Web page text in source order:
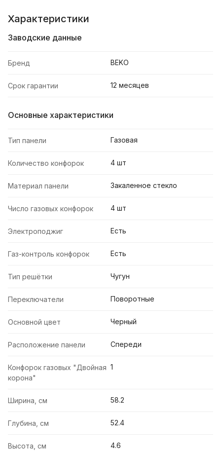
Характеристики
Заводские данные
Бренд BEKO
Срок гарантии 12 месяцев
Основные характеристики
Тип панели Газовая
Количество конфорок 4 шт
Материал панели Закаленное стекло
Число газовых конфорок 4 шт
Электроподжиг Есть
Газ-контроль конфорок Есть
Тип решётки Чугун
Переключатели Поворотные
Основной цвет Черный
Расположение панели Спереди
Конфорок газовых "Двойная
корона"
1
Ширина, см 58.2
Глубина, см 52.4
Высота, см 4.6